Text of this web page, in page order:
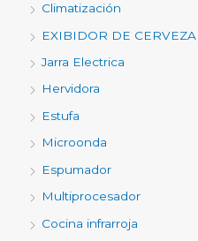
Climatización
EXIBIDOR DE CERVEZA
Jarra Electrica
Hervidora
Estufa
Microonda
Espumador
Multiprocesador
Cocina infrarroja